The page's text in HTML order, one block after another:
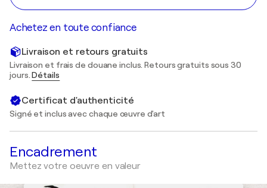
Achetez en toute confiance
Livraison et retours gratuits
Livraison et frais de douane inclus. Retours gratuits sous 30
jours.Détails
Certificat d'authenticité
Signé et inclus avec chaque œuvre d'art
Encadrement
Mettez votre oeuvre en valeur